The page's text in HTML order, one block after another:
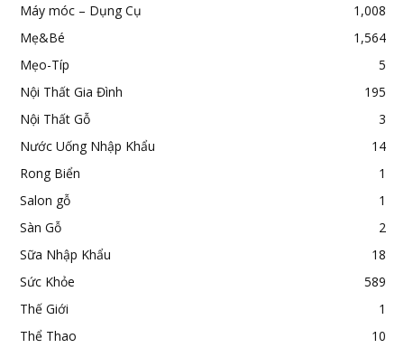
Máy móc – Dụng Cụ
1,008
Mẹ&Bé
1,564
Mẹo-Típ
5
Nội Thất Gia Đình
195
Nội Thất Gỗ
3
Nước Uống Nhập Khẩu
14
Rong Biển
1
Salon gỗ
1
Sàn Gỗ
2
Sữa Nhập Khẩu
18
Sức Khỏe
589
Thế Giới
1
Thể Thao
10